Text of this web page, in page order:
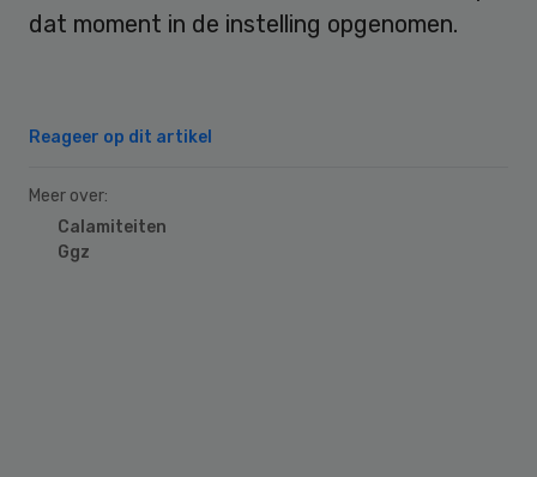
dat moment in de instelling opgenomen.
Reageer op dit artikel
Meer over:
Calamiteiten
Ggz